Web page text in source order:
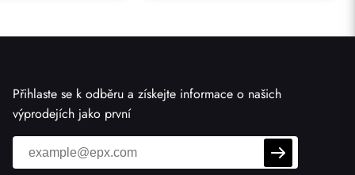
Přihlaste se k odběru a získejte informace o našich
výprodejích jako první